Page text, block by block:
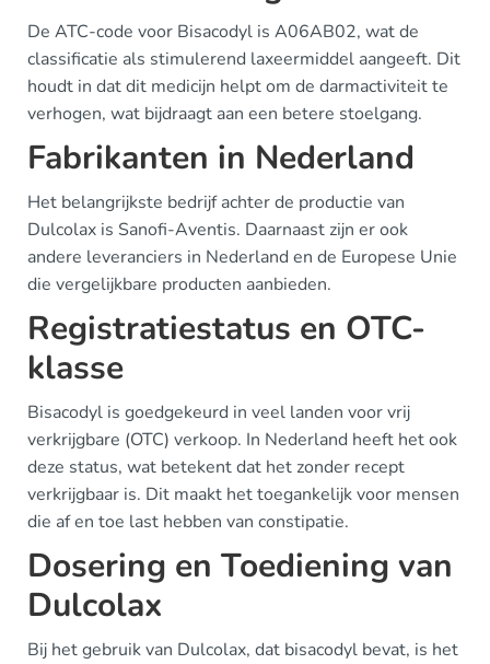
De ATC-code voor Bisacodyl is A06AB02, wat de
classificatie als stimulerend laxeermiddel aangeeft. Dit
houdt in dat dit medicijn helpt om de darmactiviteit te
verhogen, wat bijdraagt aan een betere stoelgang.
Fabrikanten in Nederland
Het belangrijkste bedrijf achter de productie van
Dulcolax is Sanofi-Aventis. Daarnaast zijn er ook
andere leveranciers in Nederland en de Europese Unie
die vergelijkbare producten aanbieden.
Registratiestatus en OTC-
klasse
Bisacodyl is goedgekeurd in veel landen voor vrij
verkrijgbare (OTC) verkoop. In Nederland heeft het ook
deze status, wat betekent dat het zonder recept
verkrijgbaar is. Dit maakt het toegankelijk voor mensen
die af en toe last hebben van constipatie.
Dosering en Toediening van
Dulcolax
Bij het gebruik van Dulcolax, dat bisacodyl bevat, is het